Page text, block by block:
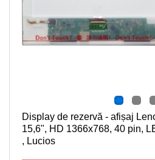
Display de rezervă - afișaj
15,6", HD 1366x768, 40 pin,
, Lucios